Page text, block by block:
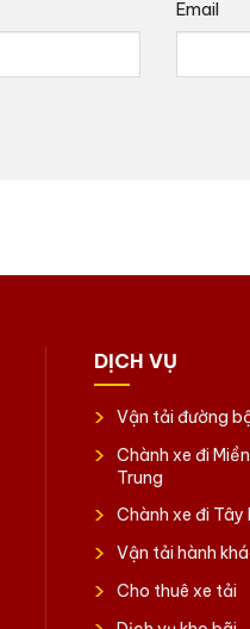
Email
DỊCH VỤ
Vận tải đường
Chành xe đi Miền
Trung
Chành xe đi Tây
Vận tải hành
Cho thuê xe tải